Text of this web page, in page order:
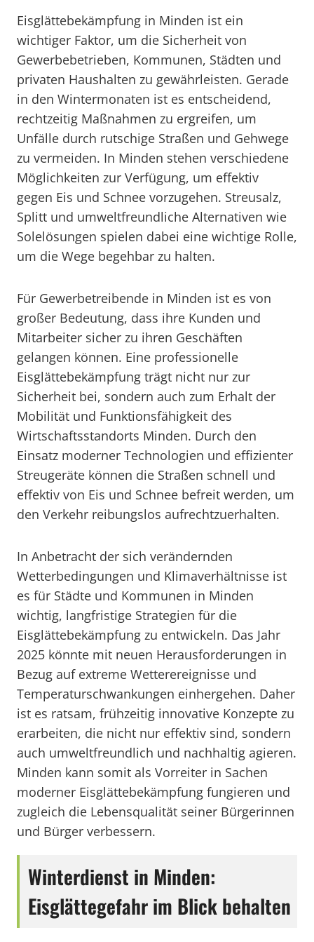
Eisglättebekämpfung in Minden ist ein
wichtiger Faktor, um die Sicherheit von
Gewerbebetrieben, Kommunen, Städten und
privaten Haushalten zu gewährleisten. Gerade
in den Wintermonaten ist es entscheidend,
rechtzeitig Maßnahmen zu ergreifen, um
Unfälle durch rutschige Straßen und Gehwege
zu vermeiden. In Minden stehen verschiedene
Möglichkeiten zur Verfügung, um effektiv
gegen Eis und Schnee vorzugehen. Streusalz,
Splitt und umweltfreundliche Alternativen wie
Solelösungen spielen dabei eine wichtige Rolle,
um die Wege begehbar zu halten.
Für Gewerbetreibende in Minden ist es von
großer Bedeutung, dass ihre Kunden und
Mitarbeiter sicher zu ihren Geschäften
gelangen können. Eine professionelle
Eisglättebekämpfung trägt nicht nur zur
Sicherheit bei, sondern auch zum Erhalt der
Mobilität und Funktionsfähigkeit des
Wirtschaftsstandorts Minden. Durch den
Einsatz moderner Technologien und effizienter
Streugeräte können die Straßen schnell und
effektiv von Eis und Schnee befreit werden, um
den Verkehr reibungslos aufrechtzuerhalten.
In Anbetracht der sich verändernden
Wetterbedingungen und Klimaverhältnisse ist
es für Städte und Kommunen in Minden
wichtig, langfristige Strategien für die
Eisglättebekämpfung zu entwickeln. Das Jahr
2025 könnte mit neuen Herausforderungen in
Bezug auf extreme Wetterereignisse und
Temperaturschwankungen einhergehen. Daher
ist es ratsam, frühzeitig innovative Konzepte zu
erarbeiten, die nicht nur effektiv sind, sondern
auch umweltfreundlich und nachhaltig agieren.
Minden kann somit als Vorreiter in Sachen
moderner Eisglättebekämpfung fungieren und
zugleich die Lebensqualität seiner Bürgerinnen
und Bürger verbessern.
Winterdienst in Minden:
Eisglättegefahr im Blick behalten